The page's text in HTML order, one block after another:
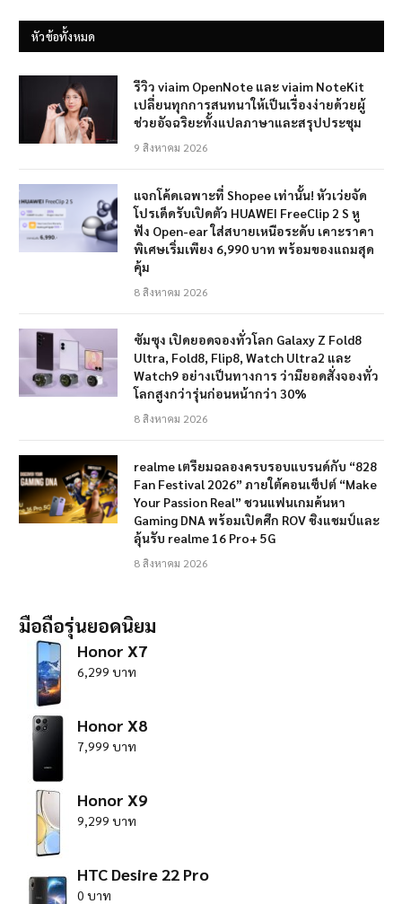
หัวข้อทั้งหมด
รีวิว viaim OpenNote และ viaim NoteKit
เปลี่ยนทุกการสนทนาให้เป็นเรื่องง่ายด้วยผู้
ช่วยอัจฉริยะทั้งแปลภาษาและสรุปประชุม
9 สิงหาคม 2026
แจกโค้ดเฉพาะที่ Shopee เท่านั้น! หัวเว่ยจัด
โปรเด็ดรับเปิดตัว HUAWEI FreeClip 2 S หู
ฟัง Open-ear ใส่สบายเหนือระดับ เคาะราคา
พิเศษเริ่มเพียง 6,990 บาท พร้อมของแถมสุด
คุ้ม
8 สิงหาคม 2026
ซัมซุง เปิดยอดจองทั่วโลก Galaxy Z Fold8
Ultra, Fold8, Flip8, Watch Ultra2 และ
Watch9 อย่างเป็นทางการ ว่ามียอดสั่งจองทั่ว
โลกสูงกว่ารุ่นก่อนหน้ากว่า 30%
8 สิงหาคม 2026
realme เตรียมฉลองครบรอบแบรนด์กับ “828
Fan Festival 2026” ภายใต้คอนเซ็ปต์ “Make
Your Passion Real” ชวนแฟนเกมค้นหา
Gaming DNA พร้อมเปิดศึก ROV ชิงแชมป์และ
ลุ้นรับ realme 16 Pro+ 5G
8 สิงหาคม 2026
มือถือรุ่นยอดนิยม
Honor X7
6,299 บาท
Honor X8
7,999 บาท
Honor X9
9,299 บาท
HTC Desire 22 Pro
0 บาท